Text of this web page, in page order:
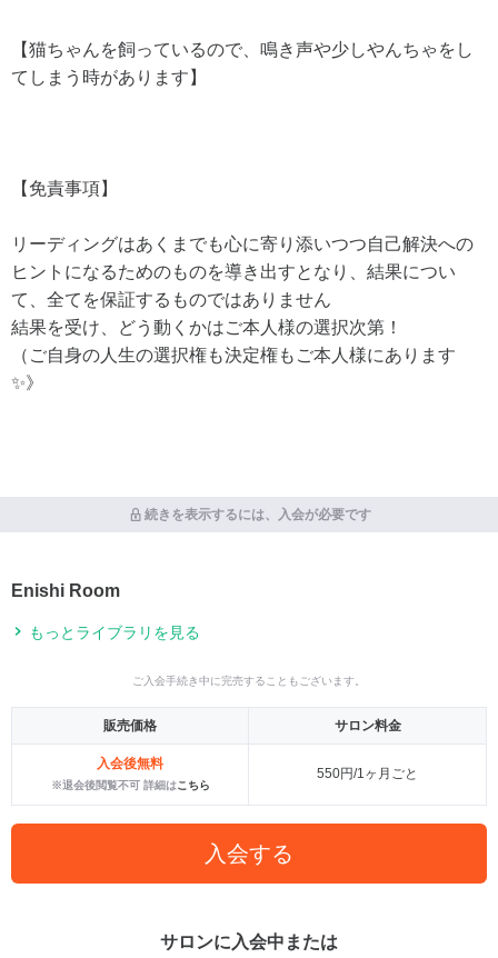
【猫ちゃんを飼っているので、鳴き声や少しやんちゃをし
てしまう時があります】
【免責事項】
リーディングはあくまでも心に寄り添いつつ自己解決への
ヒントになるためのものを導き出すとなり、結果につい
て、全てを保証するものではありません
結果を受け、どう動くかはご本人様の選択次第！
（ご自身の人生の選択権も決定権もご本人様にあります
✨》
続きを表示するには、入会が必要です
Enishi Room
もっとライブラリを見る
ご入会手続き中に完売することもございます。
販売価格 サロン料金
入会後無料
※退会後閲覧不可 詳細はこちら
550円/1ヶ月ごと
入会する
サロンに入会中または